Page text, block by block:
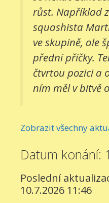
růst. Například
squashista
ve skupině, ale
přední příčky.
čtvrtou pozici a
ním měl v bitvě
Zobrazit všechny
Datum konání:
Poslední
10.7.2026 11:46